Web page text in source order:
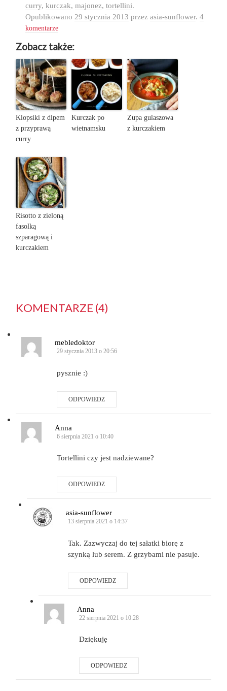
curry, kurczak, majonez, tortellini.
Opublikowano 29 stycznia 2013 przez asia-sunflower. 4
komentarze
Zobacz także:
Klopsiki z dipem
z przyprawą
curry
Kurczak po
wietnamsku
Zupa gulaszowa
z kurczakiem
Risotto z zieloną
fasolką
szparagową i
kurczakiem
KOMENTARZE (4)
mebledoktor
29 stycznia 2013 o 20:56
pysznie :)
ODPOWIEDZ
Anna
6 sierpnia 2021 o 10:40
Tortellini czy jest nadziewane?
ODPOWIEDZ
asia-sunflower
13 sierpnia 2021 o 14:37
Tak. Zazwyczaj do tej sałatki biorę z
szynką lub serem. Z grzybami nie pasuje.
ODPOWIEDZ
Anna
22 sierpnia 2021 o 10:28
Dziękuję
ODPOWIEDZ